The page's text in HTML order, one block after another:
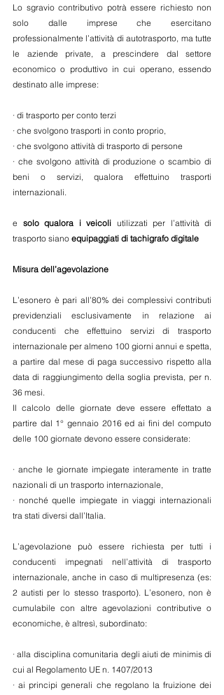
Lo sgravio contributivo potrà essere richiesto non
solo dalle imprese che esercitano
professionalmente l’attività di autotrasporto, ma tutte
le aziende private, a prescindere dal settore
economico o produttivo in cui operano, essendo
destinato alle imprese:
· di trasporto per conto terzi
· che svolgono trasporti in conto proprio,
· che svolgono attività di trasporto di persone
· che svolgono attività di produzione o scambio di
beni o servizi, qualora effettuino trasporti
internazionali.
e solo qualora i veicoli utilizzati per l’attività di
trasporto siano equipaggiati di tachigrafo digitale
Misura dell’agevolazione
L’esonero è pari all’80% dei complessivi contributi
previdenziali esclusivamente in relazione ai
conducenti che effettuino servizi di trasporto
internazionale per almeno 100 giorni annui e spetta,
a partire dal mese di paga successivo rispetto alla
data di raggiungimento della soglia prevista, per n.
36 mesi.
Il calcolo delle giornate deve essere effettato a
partire dal 1° gennaio 2016 ed ai fini del computo
delle 100 giornate devono essere considerate:
· anche le giornate impiegate interamente in tratte
nazionali di un trasporto internazionale,
· nonché quelle impiegate in viaggi internazionali
tra stati diversi dall’Italia.
L’agevolazione può essere richiesta per tutti i
conducenti impegnati nell’attività di trasporto
internazionale, anche in caso di multipresenza (es:
2 autisti per lo stesso trasporto). L’esonero, non è
cumulabile con altre agevolazioni contributive o
economiche, è altresì, subordinato:
· alla disciplina comunitaria degli aiuti de minimis di
cui al Regolamento UE n. 1407/2013
· ai principi generali che regolano la fruizione dei